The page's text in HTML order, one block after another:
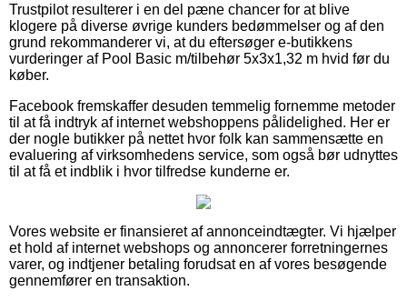
Trustpilot resulterer i en del pæne chancer for at blive
klogere på diverse øvrige kunders bedømmelser og af den
grund rekommanderer vi, at du eftersøger e-butikkens
vurderinger af Pool Basic m/tilbehør 5x3x1,32 m hvid før du
køber.
Facebook fremskaffer desuden temmelig fornemme metoder
til at få indtryk af internet webshoppens pålidelighed. Her er
der nogle butikker på nettet hvor folk kan sammensætte en
evaluering af virksomhedens service, som også bør udnyttes
til at få et indblik i hvor tilfredse kunderne er.
Vores website er finansieret af annonceindtægter. Vi hjælper
et hold af internet webshops og annoncerer forretningernes
varer, og indtjener betaling forudsat en af vores besøgende
gennemfører en transaktion.